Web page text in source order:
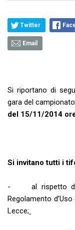
Twitter
Email
Si riportano di
gara del
del 15/11/2014
Si invitano tutti i
- al rispetto
Regolamento
Lecce;